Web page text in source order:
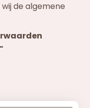
de algemene